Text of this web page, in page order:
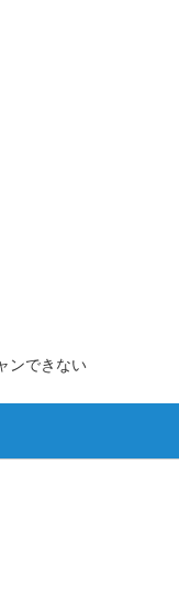
ンできない